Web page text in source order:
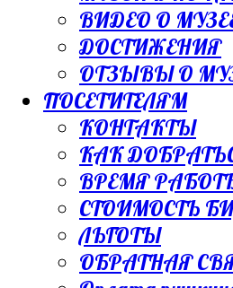
ВИДЕО О
ДОСТИЖЕНИЯ
ОТЗЫВЫ О
ПОСЕТИТЕЛЯМ
КОНТАКТЫ
КАК
ВРЕМЯ
СТОИМОСТЬ
ЛЬГОТЫ
ОБРАТНАЯ